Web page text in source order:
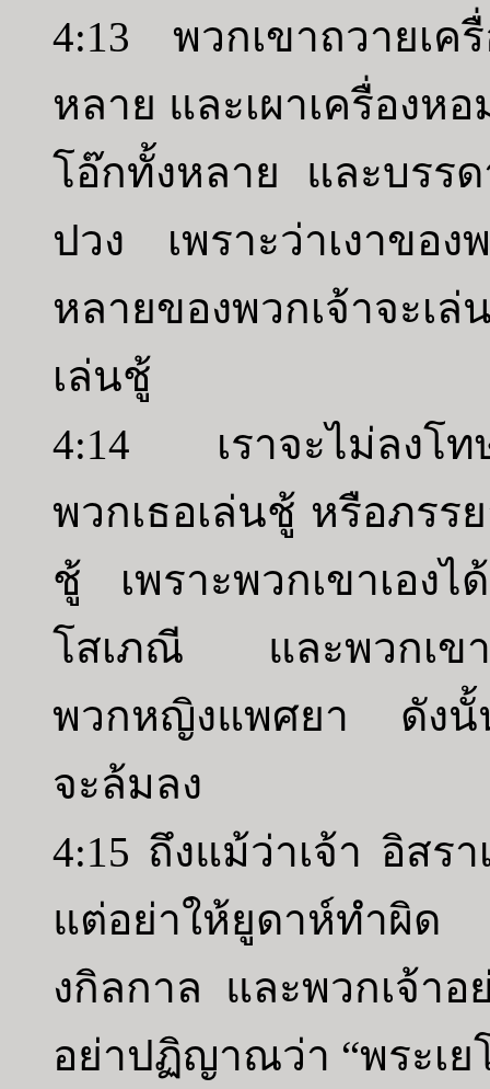
4:13 พวกเขาถวายเค
หลาย และเผาเครื่องห
โอ๊กทั้งหลาย และบรร
ปวง เพราะว่าเงาขอ
หลายของพวกเจ้าจะเ
เล่นชู้
4:14 เราจะไม่ลงโทษ
พวกเธอเล่นชู้ หรือภรร
ชู้ เพราะพวกเขาเอง
โสเภณี และพวกเขา
พวกหญิงแพศยา ดังนั้
จะล้มลง
4:15 ถึงแม้ว่าเจ้า อิสร
แต่อย่าให้ยูดาห์ทำผิด
งกิลกาล และพวกเจ้าอ
อย่าปฏิญาณว่า “พระเ